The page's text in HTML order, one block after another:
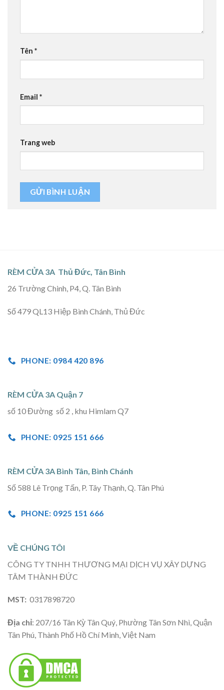
Tên *
Email *
Trang web
RÈM CỬA 3A Thủ Đức, Tân Bình
26 Trường Chinh, P4, Q. Tân Bình
Số 479 QL13 Hiệp Bình Chánh, Thủ Đức
PHONE: 0984 420 896
RÈM CỬA 3A Quận 7
số 10 Đường số 2 , khu Himlam Q7
PHONE: 0925 151 666
RÈM CỬA 3A Bình Tân, Bình Chánh
Số 588 Lê Trọng Tấn, P. Tây Thạnh, Q. Tân Phú
PHONE: 0925 151 666
VỀ CHÚNG TÔI
CÔNG TY TNHH THƯƠNG MẠI DỊCH VỤ XÂY DỰNG
TÂM THÀNH ĐỨC
MST: 0317898720
Địa chỉ: 207/16 Tân Kỳ Tân Quý, Phường Tân Sơn Nhì, Quận
Tân Phú, Thành Phố Hồ Chí Minh, Việt Nam